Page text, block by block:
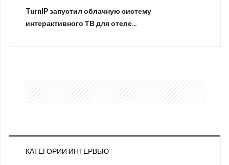
TurnIP запустил облачную систему
интерактивного ТВ для отеле…
КАТЕГОРИИ ИНТЕРВЬЮ